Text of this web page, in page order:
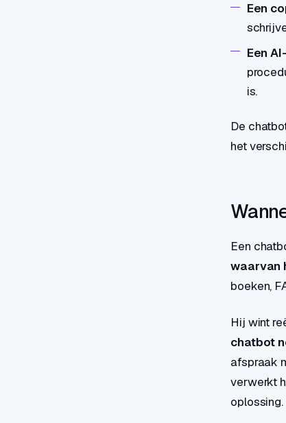
Een
Een
is.
De
het
Een
waarvan
boeken,
Hij wint
chatbot
afspraak
verwerkt
oplossing.